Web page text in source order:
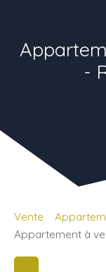
-
Vente
Appartement à